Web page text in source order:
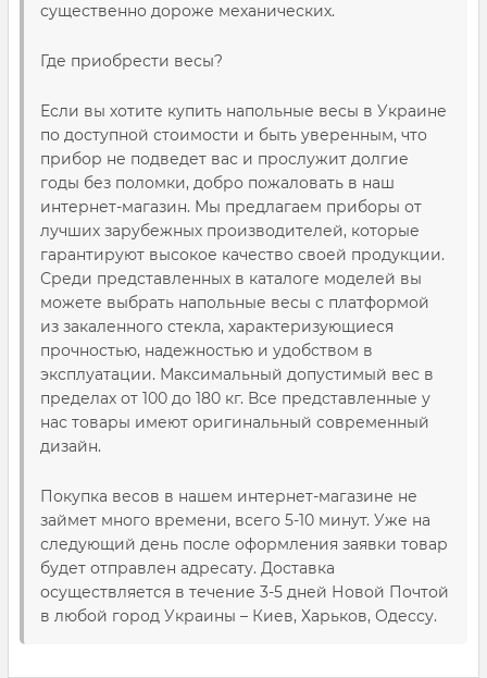
существенно дороже механических.
Где приобрести весы?
Если вы хотите купить напольные весы в Украине
по доступной стоимости и быть уверенным, что
прибор не подведет вас и прослужит долгие
годы без поломки, добро пожаловать в наш
интернет-магазин. Мы предлагаем приборы от
лучших зарубежных производителей, которые
гарантируют высокое качество своей продукции.
Среди представленных в каталоге моделей вы
можете выбрать напольные весы с платформой
из закаленного стекла, характеризующиеся
прочностью, надежностью и удобством в
эксплуатации. Максимальный допустимый вес в
пределах от 100 до 180 кг. Все представленные у
нас товары имеют оригинальный современный
дизайн.
Покупка весов в нашем интернет-магазине не
займет много времени, всего 5-10 минут. Уже на
следующий день после оформления заявки товар
будет отправлен адресату. Доставка
осуществляется в течение 3-5 дней Новой Почтой
в любой город Украины – Киев, Харьков, Одессу.